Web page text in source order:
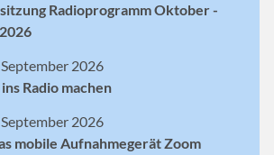
Radioprogramm Oktober -
2026
Radio machen
2026
mobile Aufnahmegerät Zoom